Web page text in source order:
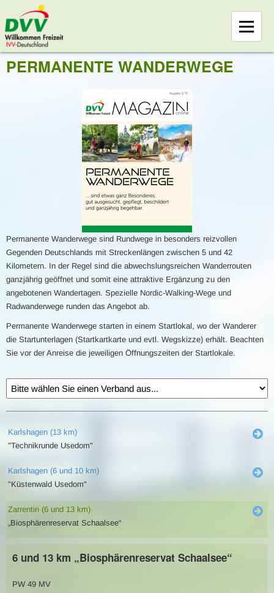
PERMANENTE WANDERWEGE
Permanente Wanderwege sind Rundwege in besonders reizvollen
Gegenden Deutschlands mit Streckenlängen zwischen 5 und 42
Kilometern. In der Regel sind die abwechslungsreichen Wanderrouten
ganzjährig geöffnet und somit eine attraktive Ergänzung zu den
angebotenen Wandertagen. Spezielle Nordic-Walking-Wege und
Radwanderwege runden das Angebot ab.
Permanente Wanderwege starten in einem Startlokal, wo der Wanderer
die Startunterlagen (Startkartkarte und evtl. Wegskizze) erhält. Beachten
Sie vor der Anreise die jeweiligen Öffnungszeiten der Startlokale.
Karlshagen (13 km)
"Technikrunde Usedom"
Karlshagen (6 und 10 km)
"Küstenwald Usedom"
Zarrentin (6 und 13 km)
„Biosphärenreservat Schaalsee“
6 und 13 km „Biosphärenreservat Schaalsee“
PW 49 MV